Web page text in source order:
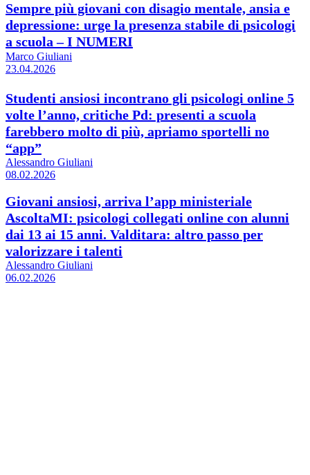
Sempre più giovani con disagio mentale, ansia e
depressione: urge la presenza stabile di psicologi
a scuola – I NUMERI
Marco Giuliani
23.04.2026
Studenti ansiosi incontrano gli psicologi online 5
volte l’anno, critiche Pd: presenti a scuola
farebbero molto di più, apriamo sportelli no
“app”
Alessandro Giuliani
08.02.2026
Giovani ansiosi, arriva l’app ministeriale
AscoltaMI: psicologi collegati online con alunni
dai 13 ai 15 anni. Valditara: altro passo per
valorizzare i talenti
Alessandro Giuliani
06.02.2026